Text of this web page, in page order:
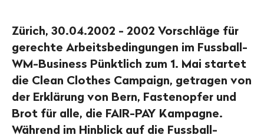
Zürich, 30.04.2002 - 2002 Vorschläge für
gerechte Arbeitsbedingungen im Fussball-
WM-Business Pünktlich zum 1. Mai startet
die Clean Clothes Campaign, getragen von
der Erklärung von Bern, Fastenopfer und
Brot für alle, die FAIR-PAY Kampagne.
Während im Hinblick auf die Fussball-